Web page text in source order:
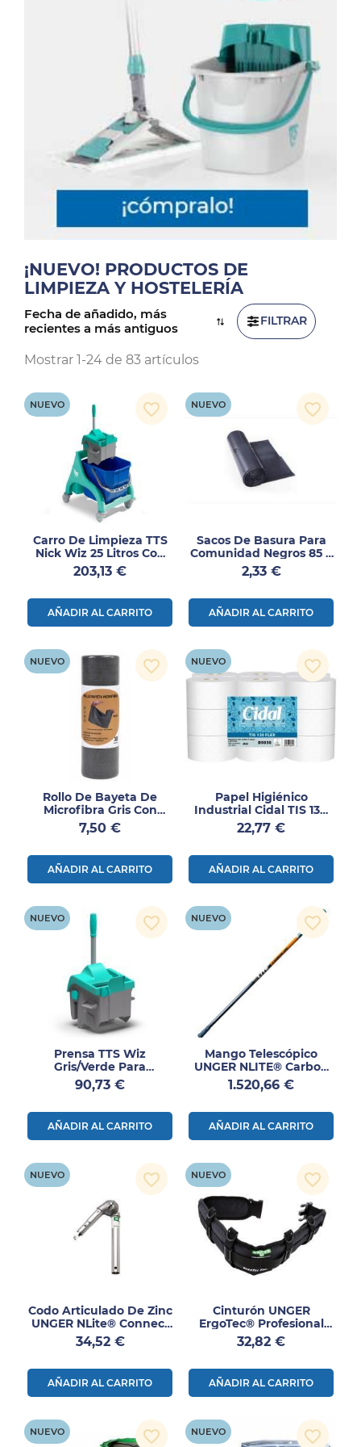
¡NUEVO! PRODUCTOS DE
LIMPIEZA Y HOSTELERÍA
Fecha de añadido, más
recientes a más antiguos
FILTRAR
Mostrar 1-24 de 83 artículos
Carro De Limpieza TTS
Nick Wiz 25 Litros Con
Prensa Profesional
Verde
Precio
203,13 €
AÑADIR AL CARRITO
NUEVO favorite_border
Sacos De Basura Para
Comunidad Negros 85 ×
105 Cm 30 Micras – 20
Unidades
Precio
2,33 €
AÑADIR AL CARRITO
NUEVO favorite_border
Rollo De Bayeta De
Microfibra Gris Con
Precor-Te 30 × 30 Cm –
30 Servicios
Precio
7,50 €
AÑADIR AL CARRITO
NUEVO favorite_border
Papel Higiénico
Industrial Cidal TIS 130
FLEX Mini Jumbo
Laminado 2 Capas Ø60
Precio
22,77 €
AÑADIR AL CARRITO
NUEVO favorite_border
Prensa TTS Wiz
Gris/Verde Para
Sistemas De Fregado
Plano
Precio
90,73 €
AÑADIR AL CARRITO
NUEVO favorite_border
Mango Telescópico
UNGER NLITE® Carbon
24K Con Circulación De
Agua
Precio
1.520,66 €
AÑADIR AL CARRITO
NUEVO favorite_border
Codo Articulado De Zinc
UNGER NLite® Connect
Ajustable
Precio
34,52 €
AÑADIR AL CARRITO
NUEVO favorite_border
Cinturón UNGER
ErgoTec® Profesional
Para Limpieza De
Cristales 1ud
Precio
32,82 €
AÑADIR AL CARRITO
NUEVO favorite_border
NUEVO favorite_border NUEVO favorite_border